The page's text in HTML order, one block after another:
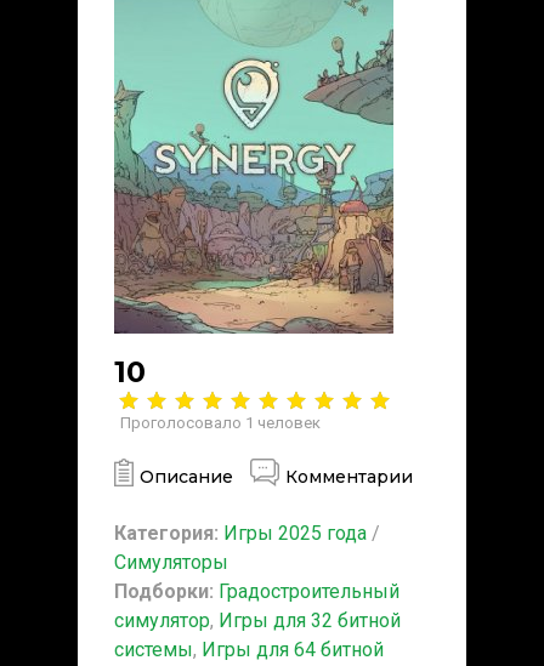
10
Проголосовало 1 человек
Описание Комментарии
Категория: Игры 2025 года /
Симуляторы
Подборки: Градостроительный
симулятор, Игры для 32 битной
системы, Игры для 64 битной